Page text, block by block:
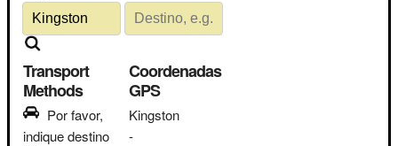
Transport
Methods
Por favor,
indique destino
Coordenadas
GPS
Kingston
-